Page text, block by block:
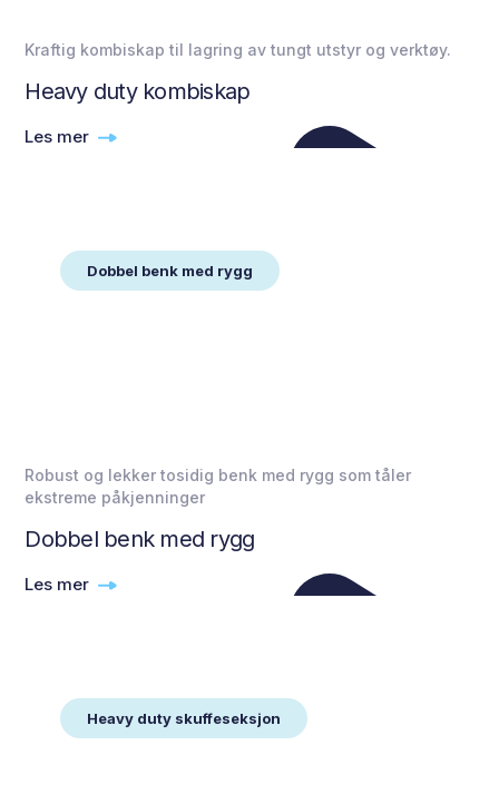
Kraftig kombiskap til lagring av tungt utstyr og verktøy.
Heavy duty kombiskap
Les mer
Dobbel benk med rygg
Robust og lekker tosidig benk med rygg som tåler
ekstreme påkjenninger
Dobbel benk med rygg
Les mer
Heavy duty skuffeseksjon